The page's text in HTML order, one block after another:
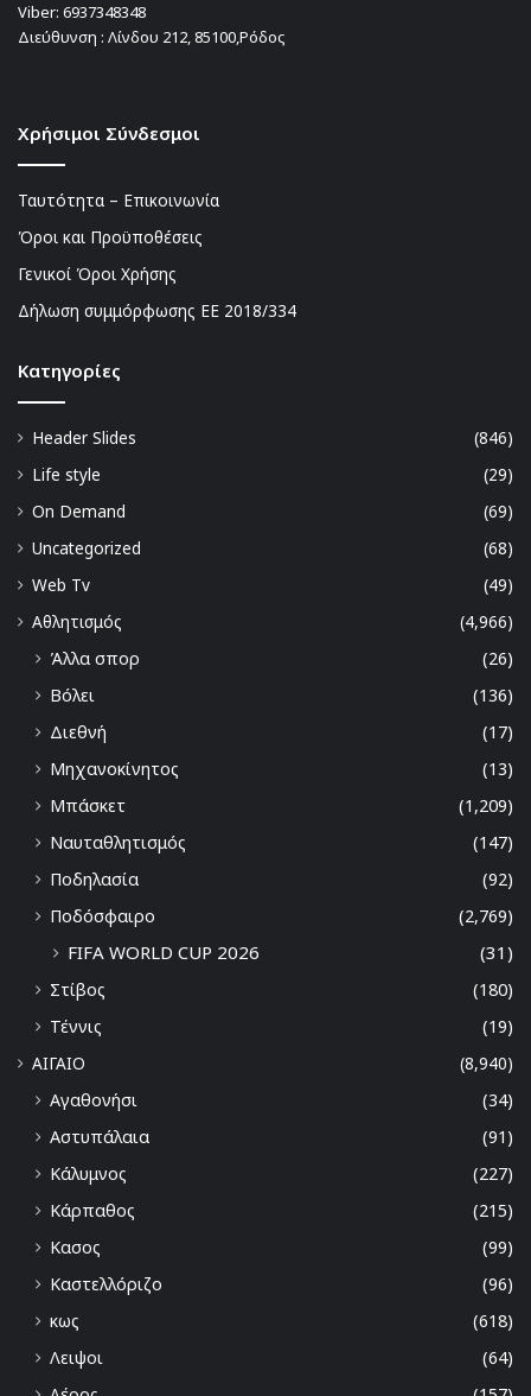
Viber: 6937348348
Διεύθυνση : Λίνδου 212, 85100,Ρόδος
Χρήσιμοι Σύνδεσμοι
Ταυτότητα – Επικοινωνία
Όροι και Προϋποθέσεις
Γενικοί Όροι Χρήσης
Δήλωση συμμόρφωσης ΕΕ 2018/334
Kατηγορίες
Header Slides
(846)
Life style
(29)
On Demand
(69)
Uncategorized
(68)
Web Tv
(49)
Αθλητισμός
(4,966)
Άλλα σπορ
(26)
Βόλει
(136)
Διεθνή
(17)
Μηχανοκίνητος
(13)
Μπάσκετ
(1,209)
Ναυταθλητισμός
(147)
Ποδηλασία
(92)
Ποδόσφαιρο
(2,769)
FIFA WORLD CUP 2026 (31)
Στίβος
(180)
Τέννις
(19)
ΑΙΓΑΙΟ
(8,940)
Αγαθονήσι
(34)
Αστυπάλαια
(91)
Κάλυμνος
(227)
Κάρπαθος
(215)
Κασος
(99)
Καστελλόριζο
(96)
κως
(618)
Λειψοι
(64)